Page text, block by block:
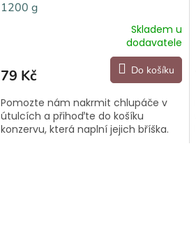
R
M
A
1200 g
je
z
5
hvězdiček.
Skladem u
dodavatele
79 Kč Do košíku
Pomozte nám nakrmit chlupáče v
útulcích a přihoďte do košíku
konzervu, která naplní jejich bříška.